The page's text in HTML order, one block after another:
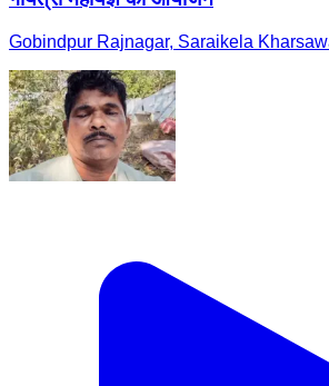
Gobindpur Rajnagar, Saraikela